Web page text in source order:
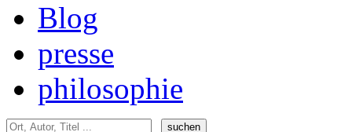
Blog
presse
philosophie